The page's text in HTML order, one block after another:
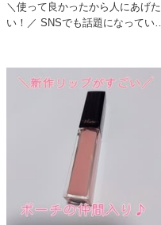
＼使って良かったから人にあげた
い！／ SNSでも話題になっている